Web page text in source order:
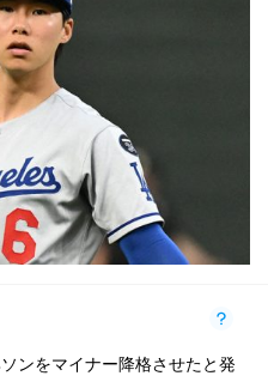
ンをマイナー降格させたと発